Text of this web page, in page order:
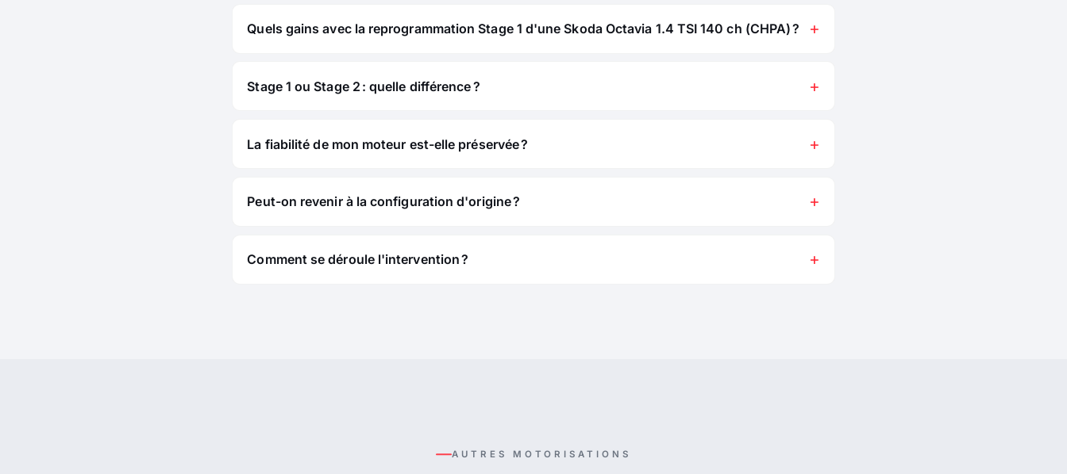
Quels gains avec la reprogrammation Stage 1 d'une Skoda Octavia 1.4 TSI 140 ch (CHPA) ?
Stage 1 ou Stage 2 : quelle différence ?
La fiabilité de mon moteur est-elle préservée ?
Peut-on revenir à la configuration d'origine ?
Comment se déroule l'intervention ?
AUTRES MOTORISATIONS